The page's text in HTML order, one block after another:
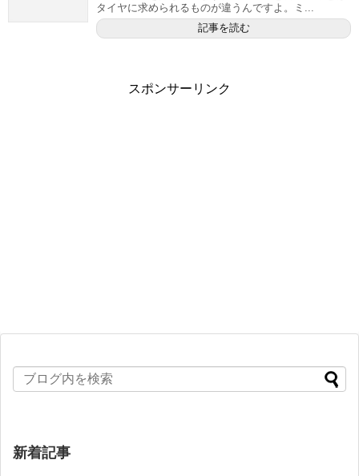
タイヤに求められるものが違うんですよ。ミ...
記事を読む
スポンサーリンク
新着記事